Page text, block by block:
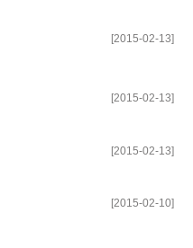
[2015-02-13]
[2015-02-13]
[2015-02-13]
[2015-02-10]